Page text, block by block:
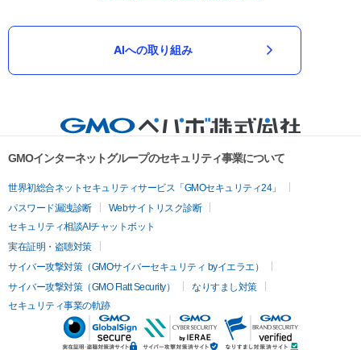
AIへの取り組み
GMOインターネットグループのセキュリティ事業について
世界初総合ネットセキュリティサービス「GMOセキュリティ24」
パスワード漏洩診断
Webサイトリスク診断
セキュリティ相談AIチャットボット
実在証明・盗聴対策
サイバー攻撃対策（GMOサイバーセキュリティ byイエラエ）
サイバー攻撃対策（GMO Flatt Security）
なりすまし対策
セキュリティ事業の軌跡